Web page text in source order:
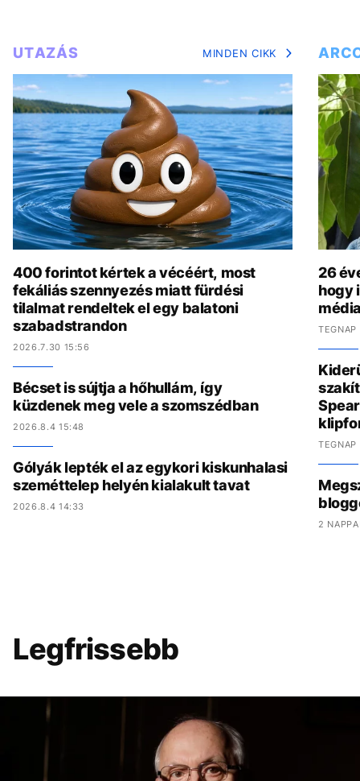
UTAZÁS MINDEN CIKK
400 forintot kértek a vécéért, most
fekáliás szennyezés miatt fürdési
tilalmat rendeltek el egy balatoni
szabadstrandon
2026.7.30 15:56
Bécset is sújtja a hőhullám, így
küzdenek meg vele a szomszédban
2026.8.4 15:48
Gólyák lepték el az egykori kiskunhalasi
szeméttelep helyén kialakult tavat
2026.8.4 14:33
26
hogy
2
Legfrissebb